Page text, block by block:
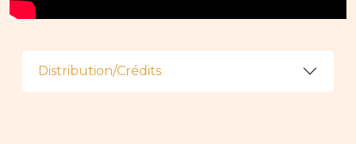
Distribution/Crédits